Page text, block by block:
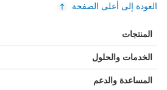
العودة إلى أعلى الصفحة
المنتجات
الخدمات والحلول
المساعدة والدعم